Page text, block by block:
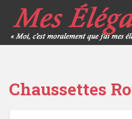
Chaussettes